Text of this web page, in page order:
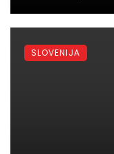
SLOVENIJA